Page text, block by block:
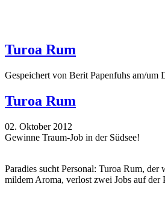
Turoa Rum
Gespeichert von Berit Papenfuhs am/um
Turoa Rum
02. Oktober 2012
Gewinne Traum-Job in der Südsee!
Paradies sucht Personal: Turoa Rum,
mildem Aroma, verlost zwei Jobs auf der